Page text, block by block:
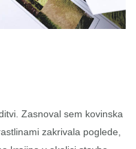
Zasnoval sem kovinska
zakrivala poglede,